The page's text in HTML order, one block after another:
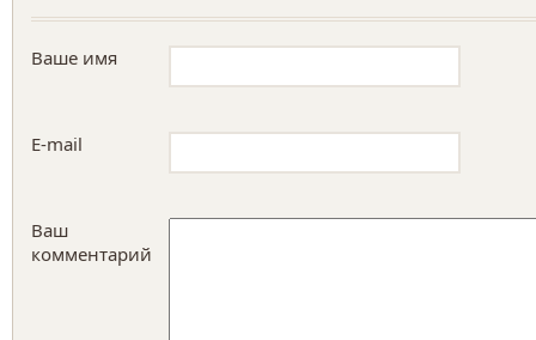
Ваше имя
E-mail
Ваш
комментарий